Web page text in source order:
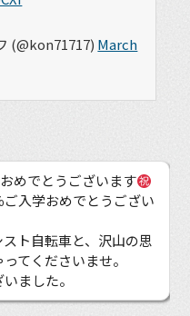
(@kon71717) March
めでとうございます
ご入学おめでとうござい
ト自転車と、沢山の思
てくださいませ。
ました。